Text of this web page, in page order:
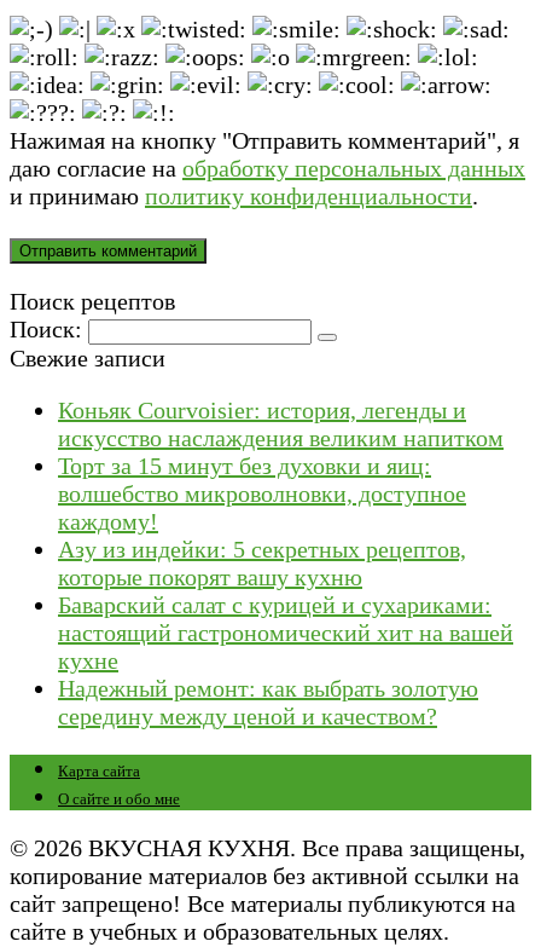
Нажимая на кнопку "Отправить комментарий", я
даю согласие на обработку персональных данных
и принимаю политику конфиденциальности.
Поиск рецептов
Поиск:
Свежие записи
Коньяк Courvoisier: история, легенды и
искусство наслаждения великим напитком
Торт за 15 минут без духовки и яиц:
волшебство микроволновки, доступное
каждому!
Азу из индейки: 5 секретных рецептов,
которые покорят вашу кухню
Баварский салат с курицей и сухариками:
настоящий гастрономический хит на вашей
кухне
Надежный ремонт: как выбрать золотую
середину между ценой и качеством?
Карта сайта
О сайте и обо мне
© 2026 ВКУСНАЯ КУХНЯ. Все права защищены,
копирование материалов без активной ссылки на
сайт запрещено! Все материалы публикуются на
сайте в учебных и образовательных целях.